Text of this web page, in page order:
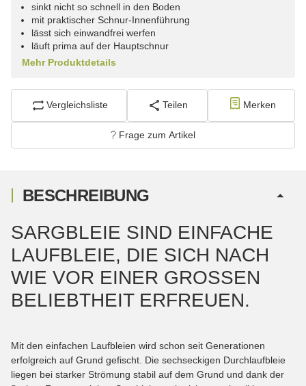
sinkt nicht so schnell in den Boden
mit praktischer Schnur-Innenführung
lässt sich einwandfrei werfen
läuft prima auf der Hauptschnur
Mehr Produktdetails
Vergleichsliste Teilen Merken
Frage zum Artikel
BESCHREIBUNG
SARGBLEIE SIND EINFACHE
LAUFBLEIE, DIE SICH NACH
WIE VOR EINER GROSSEN B
ELIEBTHEIT ERFREUEN.
Mit den einfachen Laufbleien wird schon seit Generationen
erfolgreich auf Grund gefischt. Die sechseckigen Durchlaufbleie
liegen bei starker Strömung stabil auf dem Grund und dank der